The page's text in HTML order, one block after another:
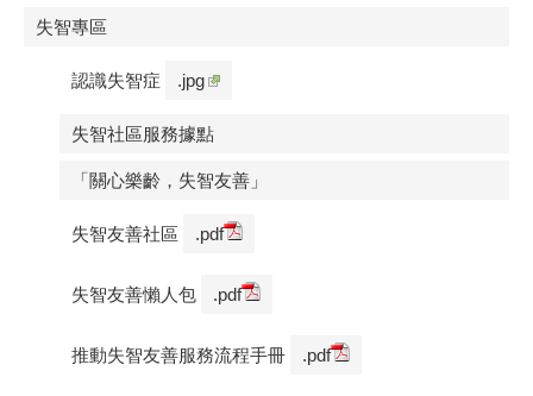
失智專區
認識失智症 .jpg
失智社區服務據點
「關心樂齡，失智友善」
失智友善社區 .pdf
失智友善懶人包 .pdf
推動失智友善服務流程手冊 .pdf